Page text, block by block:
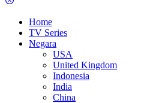
Home
TV Series
Negara
USA
United Kingdom
Indonesia
India
China